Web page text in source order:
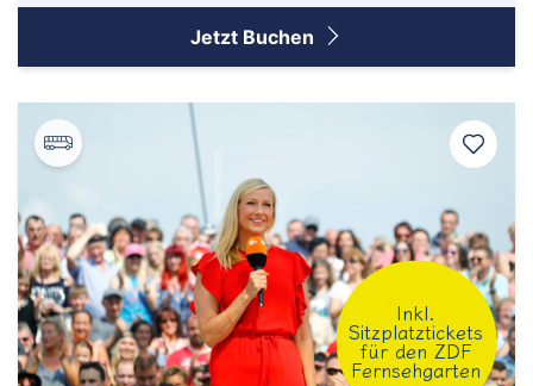
Jetzt Buchen
Inkl.
Sitzplatztickets
für den ZDF
Fernsehgarten